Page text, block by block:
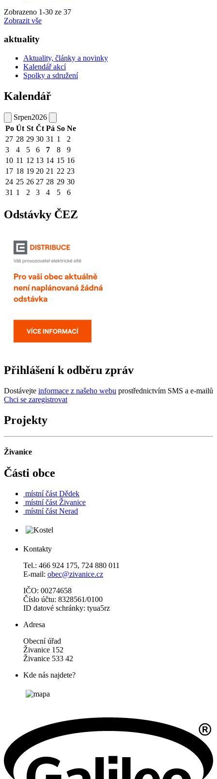
Zobrazeno 1-30 ze 37
Zobrazit vše
aktuality
Aktuality, články a novinky
Kalendář akcí
Spolky a sdružení
Kalendář
Srpen2026
Po Út St Čt Pá So Ne
27 28 29 30 31 1
2
3
4 5 6 7 8
9
10 11 12 13 14 15 16
17 18 19 20 21 22 23
24 25 26 27 28 29 30
31 1 2 3 4 5 6
Odstávky ČEZ
Přihlášení k odběru zpráv
Dostávejte informace z našeho webu prostřednictvím SMS a e-mailů
Chci se zaregistrovat
Projekty
Živanice
Části obce
místní část Dědek
místní část Živanice
místní část Nerad
Kontakty
Tel.: 466 924 175, 724 880 011
E-mail: obec@zivanice.cz
IČO: 00274658
Číslo účtu: 8328561/0100
ID datové schránky: tyua5rz
Adresa
Obecní úřad
Živanice 152
Živanice 533 42
Kde nás najdete?